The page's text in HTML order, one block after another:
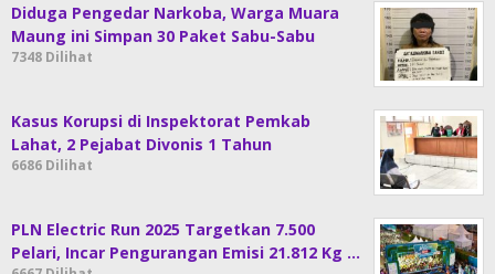
Diduga Pengedar Narkoba, Warga Muara
Maung ini Simpan 30 Paket Sabu-Sabu
7348 Dilihat
Kasus Korupsi di Inspektorat Pemkab
Lahat, 2 Pejabat Divonis 1 Tahun
6686 Dilihat
PLN Electric Run 2025 Targetkan 7.500
Pelari, Incar Pengurangan Emisi 21.812 Kg …